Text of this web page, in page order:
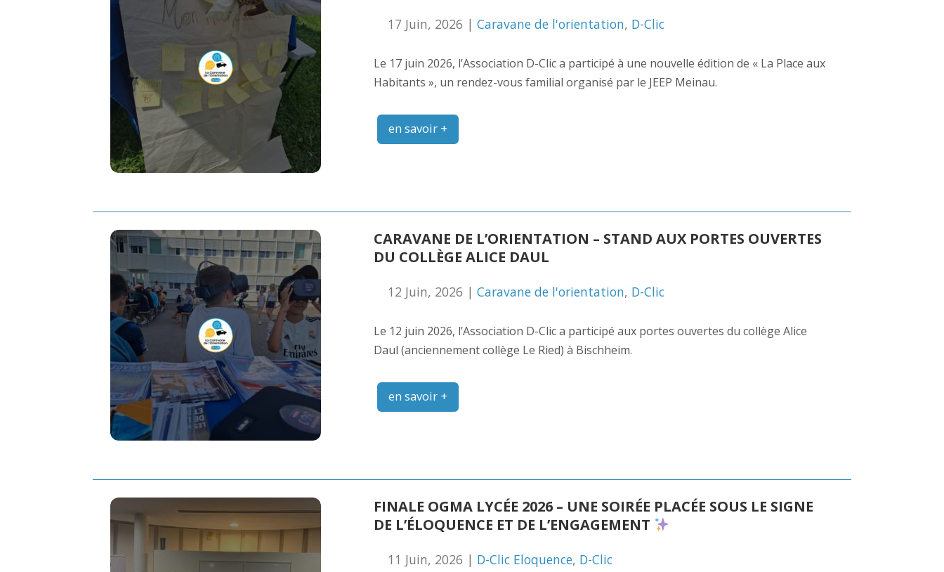
17 Juin, 2026 | Caravane de l'orientation, D-Clic
Le 17 juin 2026, l’Association D-Clic a participé à une nouvelle édition de « La Place aux
Habitants », un rendez-vous familial organisé par le JEEP Meinau.
en savoir +
CARAVANE DE L’ORIENTATION – STAND AUX PORTES OUVERTES
DU COLLÈGE ALICE DAUL
12 Juin, 2026 | Caravane de l'orientation, D-Clic
Le 12 juin 2026, l’Association D-Clic a participé aux portes ouvertes du collège Alice
Daul (anciennement collège Le Ried) à Bischheim.
en savoir +
️FINALE OGMA LYCÉE 2026 – UNE SOIRÉE PLACÉE SOUS LE SIGNE
DE L’ÉLOQUENCE ET DE L’ENGAGEMENT
11 Juin, 2026 | D-Clic Eloquence, D-Clic